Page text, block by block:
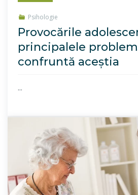
Psihologie
Provocările
principalele
confruntă aceștia
...